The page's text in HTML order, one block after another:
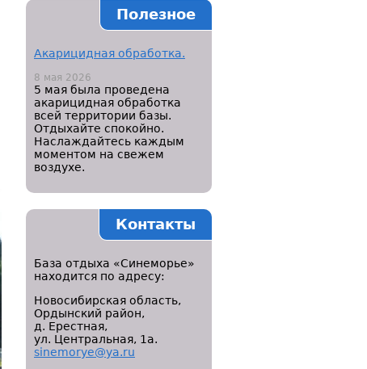
Полезное
Акарицидная обработка.
8 мая 2026
5 мая была проведена
акарицидная обработка
всей территории базы.
Отдыхайте спокойно.
Наслаждайтесь каждым
моментом на свежем
воздухе.
Контакты
База отдыха «Синеморье»
находится по адресу:
Новосибирская область,
Ордынский район,
д. Ерестная,
ул. Центральная, 1а.
sinemorye@ya.ru